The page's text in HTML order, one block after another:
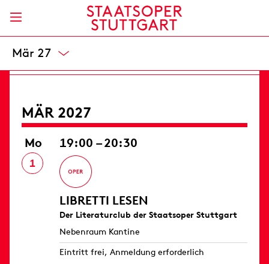
Feb 27
Opernhaus
8 / 24,50 / 42 / 57 / 75 / 98 / 117 / 138 / 165 €
MÄR 2027
Mo
1
19:00 – 20:30
LIBRETTI LESEN
Der Literaturclub der Staatsoper Stuttgart
Nebenraum Kantine
Eintritt frei, Anmeldung erforderlich